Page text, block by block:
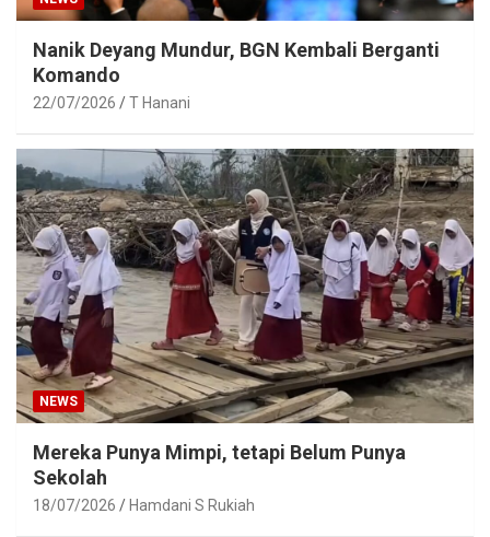
Nanik Deyang Mundur, BGN Kembali Berganti
Komando
22/07/2026 T Hanani
NEWS
Mereka Punya Mimpi, tetapi Belum Punya
Sekolah
18/07/2026 Hamdani S Rukiah